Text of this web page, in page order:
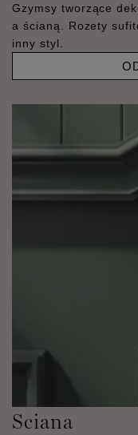
Gzymsy tworzące
a ścianą. Rozety
inny styl.
Sciana